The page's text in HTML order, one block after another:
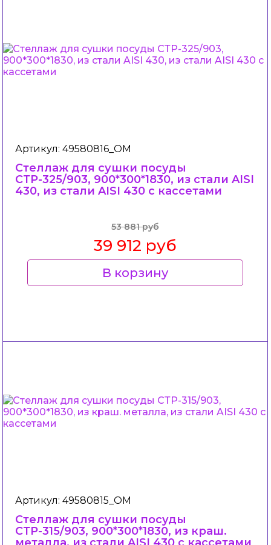
Артикул: 49580816_ОМ
Стеллаж для сушки посуды
СТР-325/903, 900*300*1830, из стали AISI
430, из стали AISI 430 c кассетами
53 881 руб
39 912 руб
В корзину
Артикул: 49580815_ОМ
Стеллаж для сушки посуды
СТР-315/903, 900*300*1830, из краш.